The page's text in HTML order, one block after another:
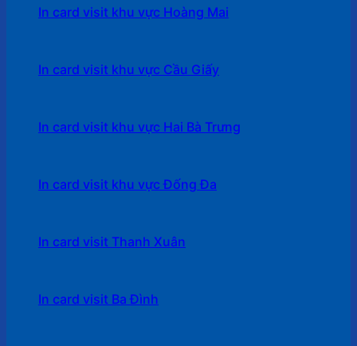
In card visit khu vực Hoàng Mai
In card visit khu vực Cầu Giấy
In card visit khu vực Hai Bà Trưng
In card visit khu vực Đống Đa
In card visit Thanh Xuân
In card visit Ba Đình